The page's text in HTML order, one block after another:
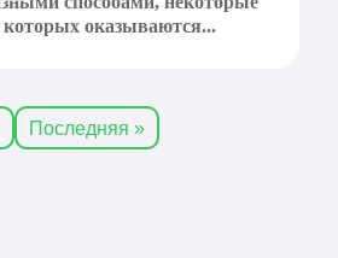
которых оказываются...
Последняя »